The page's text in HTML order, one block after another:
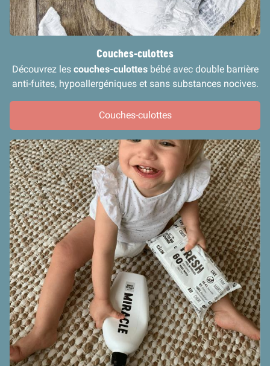
Couches-culottes
Découvrez les couches-culottesbébé avec double barrière
anti-fuites, hypoallergéniques et sans substances nocives.
Couches-culottes